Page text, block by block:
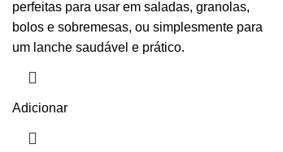
perfeitas para usar em saladas, granolas,
bolos e sobremesas, ou simplesmente para
um lanche saudável e prático.
Adicionar